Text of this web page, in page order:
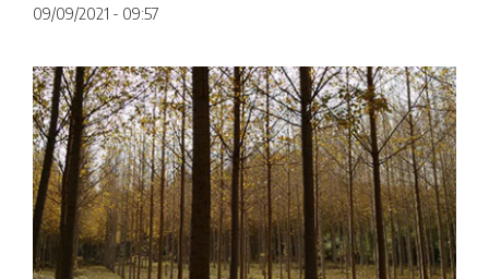
09/09/2021 - 09:57